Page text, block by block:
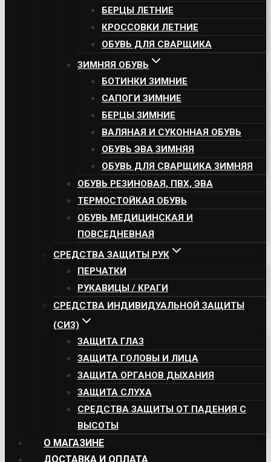
БЕРЦЫ ЛЕТНИЕ
КРОССОВКИ ЛЕТНИЕ
ОБУВЬ ДЛЯ СВАРЩИКА
ЗИМНЯЯ ОБУВЬ
БОТИНКИ ЗИМНИЕ
САПОГИ ЗИМНИЕ
БЕРЦЫ ЗИМНИЕ
ВАЛЯНАЯ И СУКОННАЯ ОБУВЬ
ОБУВЬ ЭВА ЗИМНЯЯ
ОБУВЬ ДЛЯ СВАРЩИКА ЗИМНЯЯ
ОБУВЬ РЕЗИНОВАЯ, ПВХ, ЭВА
ТЕРМОСТОЙКАЯ ОБУВЬ
ОБУВЬ МЕДИЦИНСКАЯ И
ПОВСЕДНЕВНАЯ
СРЕДСТВА ЗАЩИТЫ РУК
ПЕРЧАТКИ
РУКАВИЦЫ / КРАГИ
СРЕДСТВА ИНДИВИДУАЛЬНОЙ ЗАЩИТЫ
(СИЗ)
ЗАЩИТА ГЛАЗ
ЗАЩИТА ГОЛОВЫ И ЛИЦА
ЗАЩИТА ОРГАНОВ ДЫХАНИЯ
ЗАЩИТА СЛУХА
СРЕДСТВА ЗАЩИТЫ ОТ ПАДЕНИЯ С
ВЫСОТЫ
О МАГАЗИНЕ
ДОСТАВКА И ОПЛАТА